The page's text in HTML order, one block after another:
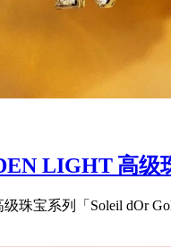
LIGHT 高级
级珠宝系列「Soleil dOr